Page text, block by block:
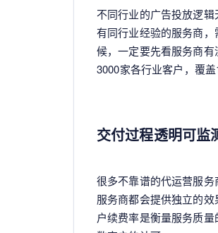
不同行业的广告投放逻
有同行业经验的服务商
候，一定要先看服务商
3000家各行业客户，覆
交付过程透明可监
很多不靠谱的代运营服
服务商都会提供独立的
户续费率是衡量服务质